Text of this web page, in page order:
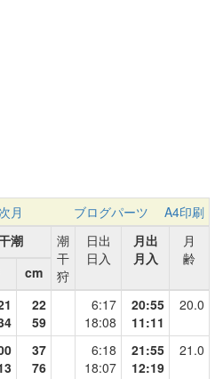
次月 ブログパーツ
A4印刷
潮
潮
干
狩
日出
日入
月出
月入
月
齢
cm
22
59
6:17
18:08
20:55
11:11
20.0
37
76
6:18
18:07
21:55
12:19
21.0